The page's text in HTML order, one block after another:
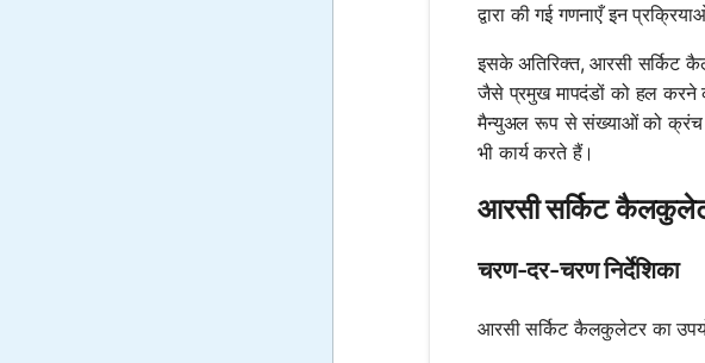
द्वारा की गई गणनाएँ इन
इसके अतिरिक्त, आरसी सर्किट
जैसे प्रमुख मापदंडों को हल करने
मैन्युअल रूप से संख्याओं को
भी कार्य करते हैं।
आरसी सर्किट
चरण-दर-चरण निर्देशिका
आरसी सर्किट कैलकुलेटर का